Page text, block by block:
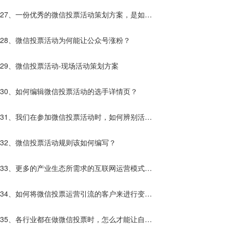
27、一份优秀的微信投票活动策划方案，是如何
诞生的？
28、微信投票活动为何能让公众号涨粉？
29、微信投票活动-现场活动策划方案
30、如何编辑微信投票活动的选手详情页？
31、我们在参加微信投票活动时，如何辨别活动
的真假？
32、微信投票活动规则该如何编写？
33、更多的产业生态所需求的互联网运营模式
——微信投票
34、如何将微信投票运营引流的客户来进行变
35、各行业都在做微信投票时，怎么才能让自己